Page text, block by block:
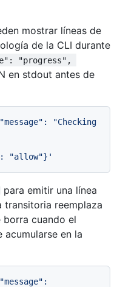
mostrar líneas de
de la CLI durante
"progress",
en stdout antes de
"Checking
"allow"}'
para emitir una línea
transitoria reemplaza
cuando el
acumularse en la